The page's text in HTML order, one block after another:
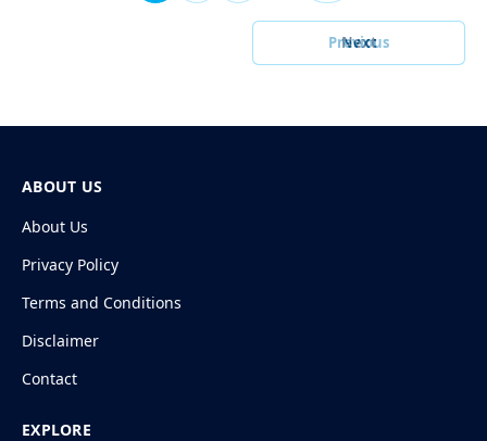
Previous
Next
ABOUT US
About Us
Privacy Policy
Terms and Conditions
Disclaimer
Contact
EXPLORE